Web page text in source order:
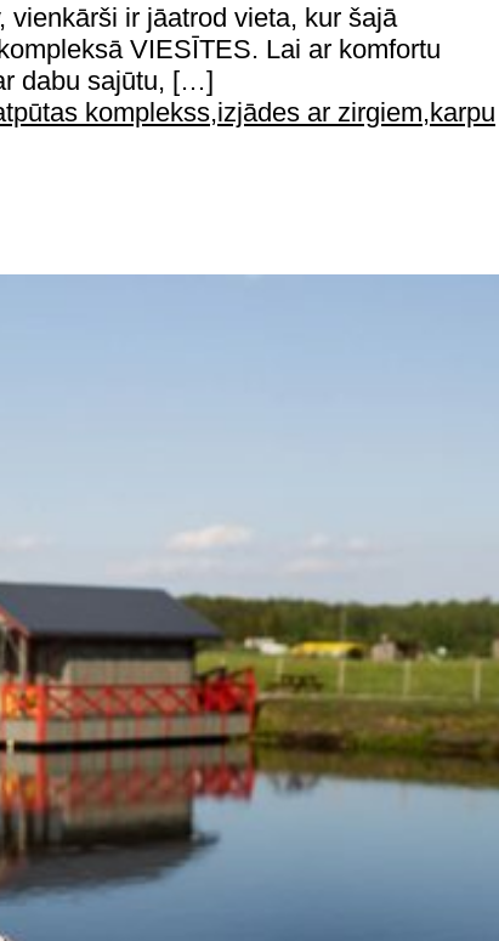
ir jāatrod vieta, kur šajā
VIESĪTES. Lai ar komfortu
dabu sajūtu, […]
komplekss,izjādes ar zirgiem,karpu